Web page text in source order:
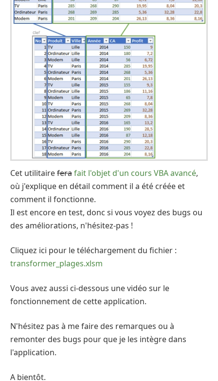
Cet utilitaireferafait l'objet d'un cours VBA avancé,
où j'explique en détail comment il a été créée et
comment il fonctionne.
Il est encore en test, donc si vous voyez des bugs ou
des améliorations, n'hésitez-pas !
Cliquez ici pour le téléchargement du fichier :
transformer_plages.xlsm
Vous avez aussi ci-dessous une vidéo sur le
fonctionnement de cette application.
N'hésitez pas à me faire des remarques ou à
remonter des bugs pour que je les intègre dans
l'application.
A bientôt.